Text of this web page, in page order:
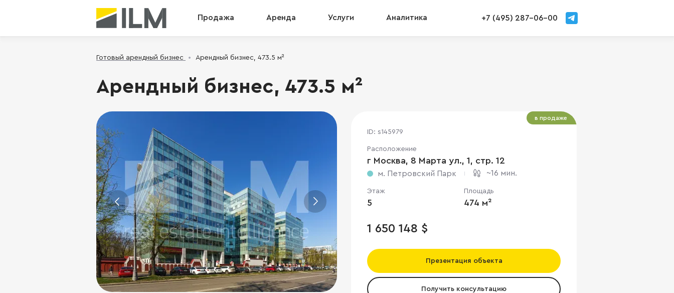
Продажа Аренда Услуги Аналитика +7 (495) 287-06-00
Готовый арендный бизнес Арендный бизнес, 473.5 м²
Арендный бизнес, 473.5 м²
ID: s145979
Расположение
г Москва, 8 Марта ул., 1, стр. 12
м. Петровский Парк ~16 мин.
Этаж
5
Площадь
474 м²
1 650 148 $
Презентация объекта
Получить консультацию
в продаже